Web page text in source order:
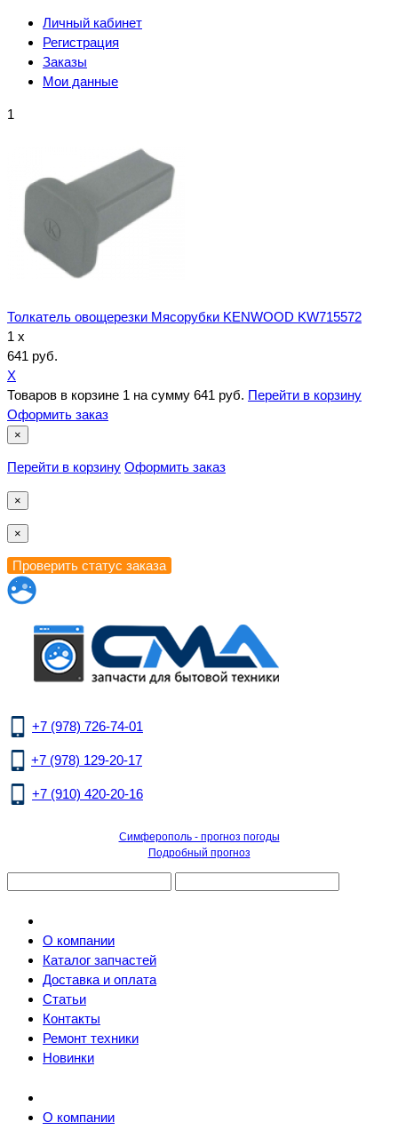
Личный кабинет
Регистрация
Заказы
Мои данные
1
Толкатель овощерезки Мясорубки KENWOOD KW715572
1 x
641 руб.
X
Товаров в корзине 1 на сумму 641 руб. Перейти в корзину
Оформить заказ
×
Перейти в корзину Оформить заказ
×
×
+7 (978) 726-74-01
+7 (978) 129-20-17
+7 (910) 420-20-16
Симферополь - прогноз погоды
Подробный прогноз
О компании
Каталог запчастей
Доставка и оплата
Статьи
Контакты
Ремонт техники
Новинки
О компании